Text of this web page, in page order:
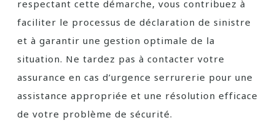
respectant cette démarche, vous contribuez à
faciliter le processus de déclaration de sinistre
et à garantir une gestion optimale de la
situation. Ne tardez pas à contacter votre
assurance en cas d’urgence serrurerie pour une
assistance appropriée et une résolution efficace
de votre problème de sécurité.